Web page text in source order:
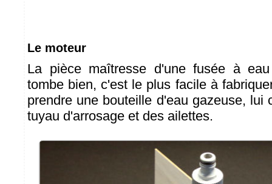
Le moteur
La pièce maîtresse d'une fusée à
tombe bien, c'est le plus facile à
prendre une bouteille d'eau gazeuse, lui
tuyau d'arrosage et des ailettes.